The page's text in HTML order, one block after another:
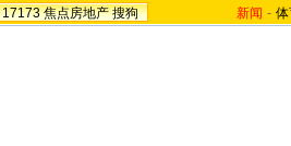
17173 焦点房地产 搜狗 新闻 -